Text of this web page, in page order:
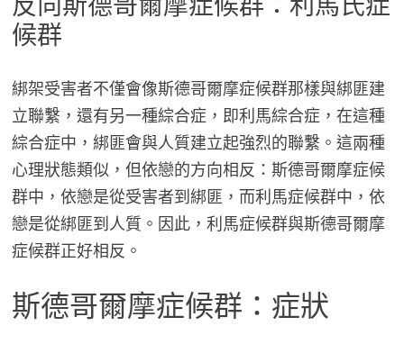
反向斯德哥爾摩症候群：利馬氏症
候群
綁架受害者不僅會像斯德哥爾摩症候群那樣與綁匪建
立聯繫，還有另一種綜合症，即利馬綜合症，在這種
綜合症中，綁匪會與人質建立起強烈的聯繫。這兩種
心理狀態類似，但依戀的方向相反：斯德哥爾摩症候
群中，依戀是從受害者到綁匪，而利馬症候群中，依
戀是從綁匪到人質。因此，利馬症候群與斯德哥爾摩
症候群正好相反。
斯德哥爾摩症候群：症狀